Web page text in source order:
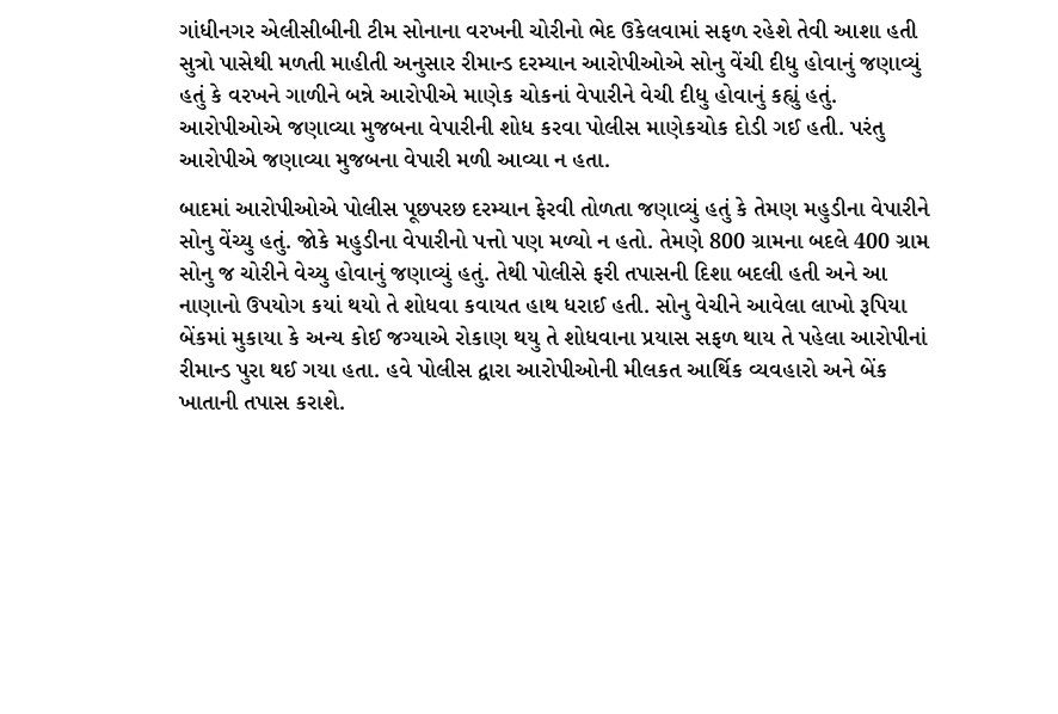
ગાંધીનગર એલીસીબીની ટીમ સોનાના વરખની ચોરીનો ભેદ ઉકેલવામાં સફળ રહેશે તેવી આશા હતી
સુત્રો પાસેથી મળતી માહીતી અનુસાર રીમાન્ડ દરમ્યાન આરોપીઓએ સોનુ વેંચી દીધુ હોવાનું જણાવ્યું
હતું કે વરખને ગાળીને બન્ને આરોપીએ માણેક ચોકનાં વેપારીને વેચી દીધુ હોવાનું કહ્યું હતું.
આરોપીઓએ જણાવ્યા મુજબના વેપારીની શોધ કરવા પોલીસ માણેકચોક દોડી ગઈ હતી. પરંતુ
આરોપીએ જણાવ્યા મુજબના વેપારી મળી આવ્યા ન હતા.
બાદમાં આરોપીઓએ પોલીસ પૂછપરછ દરમ્યાન ફેરવી તોળતા જણાવ્યું હતું કે તેમણ મહુડીના વેપારીને
સોનુ વેંચ્યુ હતું. જોકે મહુડીના વેપારીનો પત્તો પણ મળ્યો ન હતો. તેમણે 800 ગ્રામના બદલે 400 ગ્રામ
સોનુ જ ચોરીને વેચ્યુ હોવાનું જણાવ્યું હતું. તેથી પોલીસે ફરી તપાસની દિશા બદલી હતી અને આ
નાણાનો ઉપયોગ કયાં થયો તે શોધવા કવાયત હાથ ધરાઈ હતી. સોનુ વેચીને આવેલા લાખો રૂપિયા
બેંકમાં મુકાયા કે અન્ય કોઈ જગ્યાએ રોકાણ થયુ તે શોધવાના પ્રયાસ સફળ થાય તે પહેલા આરોપીનાં
રીમાન્ડ પુરા થઈ ગયા હતા. હવે પોલીસ દ્વારા આરોપીઓની મીલકત આર્થિક વ્યવહારો અને બેંક
ખાતાની તપાસ કરાશે.